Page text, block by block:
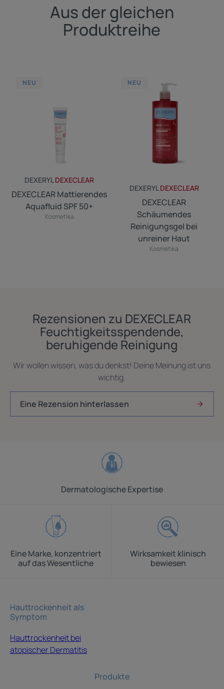
Aus der gleichen
Produktreihe
SPF
50+
NEU
DEXERYLDEXECLEAR
DEXECLEAR Mattierendes
Aquafluid SPF 50+
Kosmetika
Schäumendes
Reinigungsgel
bei
unreiner
Haut
NEU
DEXERYLDEXECLEAR
DEXECLEAR
Schäumendes
Reinigungsgel bei
unreiner Haut
Kosmetika
Rezensionen zu DEXECLEAR
Feuchtigkeitsspendende,
beruhigende Reinigung
Wir wollen wissen, was du denkst! Deine Meinung ist uns
wichtig.
Eine Rezension hinterlassen
Dermatologische Expertise
Eine Marke, konzentriert
auf das Wesentliche
Wirksamkeit klinisch
bewiesen
Hauttrockenheit als
Symptom
Hauttrockenheit bei
atopischer Dermatitis
Produkte